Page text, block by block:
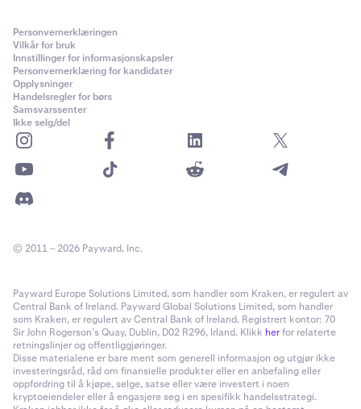
Personvernerklæringen
Vilkår for bruk
Innstillinger for informasjonskapsler
Personvernerklæring for kandidater
Opplysninger
Handelsregler for børs
Samsvarssenter
Ikke selg/del
© 2011 – 2026 Payward, Inc.
Payward Europe Solutions Limited, som handler som Kraken, er regulert av
Central Bank of Ireland. Payward Global Solutions Limited, som handler
som Kraken, er regulert av Central Bank of Ireland. Registrert kontor: 70
Sir John Rogerson’s Quay, Dublin, D02 R296, Irland. Klikk herfor relaterte
retningslinjer og offentliggjøringer.
Disse materialene er bare ment som generell informasjon og utgjør ikke
investeringsråd, råd om finansielle produkter eller en anbefaling eller
oppfordring til å kjøpe, selge, satse eller være investert i noen
kryptoeiendeler eller å engasjere seg i en spesifikk handelsstrategi.